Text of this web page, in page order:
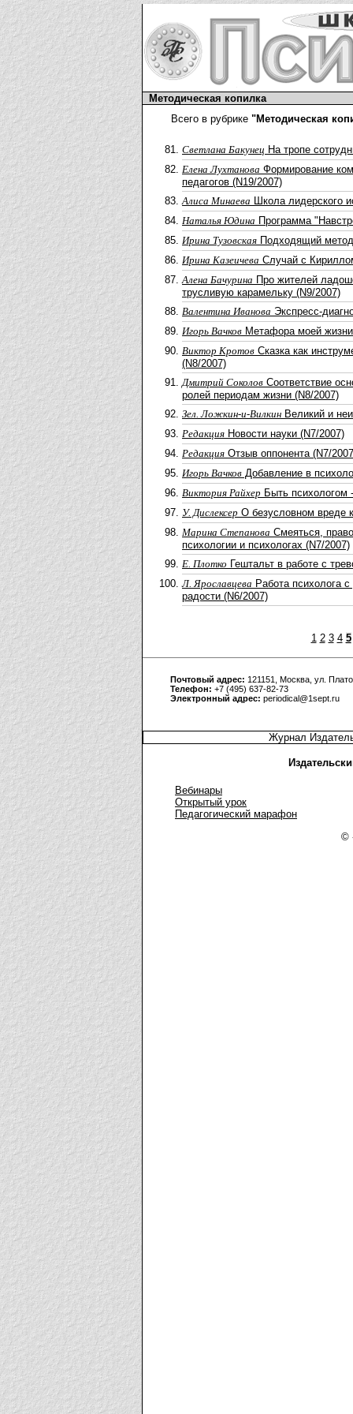
Методическая копилка
Всего в рубрике "Методическая
Светлана Бакунец На тропе
Елена Лухтанова Формирование
педагогов (N19/2007)
Алиса Минаева Школа лидерского
Наталья Юдина Программа
Ирина Тузовская Подходящий
Ирина Казеичева Случай с
Алена Бачурина Про жителей
трусливую карамельку (N9/2007)
Валентина Иванова Экспресс-
Игорь Вачков Метафора моей
Виктор Кротов Сказка как
(N8/2007)
Дмитрий Соколов Cоответствие
ролей периодам жизни (N8/2007)
Зел. Ложкин-и-Вилкин Великий и
Редакция Новости науки (N7/2007)
Редакция Отзыв оппонента (N7/
Игорь Вачков Добавление в
Виктория Райхер Быть психологом
У. Дислексер О безусловном вреде
Марина Степанова Смеяться,
психологии и психологах (N7/2007)
Е. Плотко Гештальт в работе с
Л. Ярославцева Работа психолога
радости (N6/2007)
1 2 3 4 5
Почтовый адрес: 121151, Москва, ул.
Телефон: +7 (495) 637-82-73
Электронный адрес: periodical@1sept.ru
Журнал
Вебинары
Открытый урок
Педагогический марафон
©